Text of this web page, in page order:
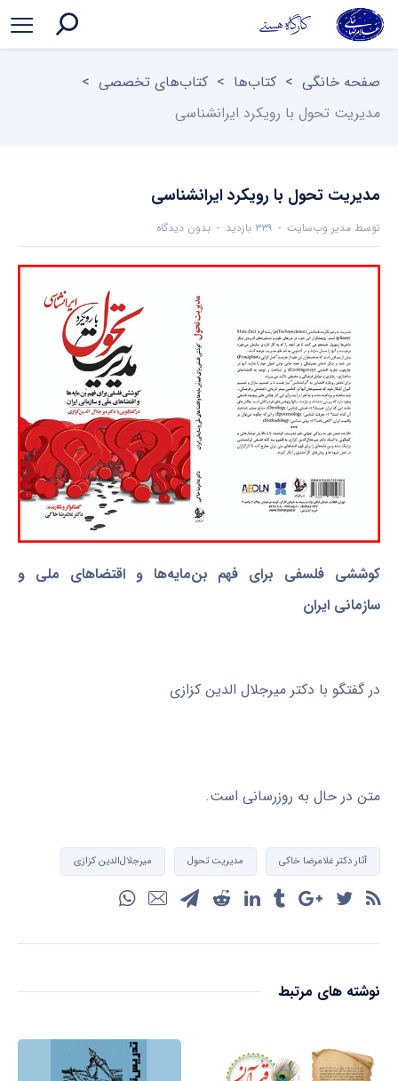
صفحه خانگی > کتاب‌ها > کتاب‌های تخصصی >
مدیریت تحول با رویکرد ایرانشناسی
مدیریت تحول با رویکرد ایرانشناسی
توسط مدیر وب‌سایت ۳۳۹ بازدید بدون دیدگاه
کوششی فلسفی برای فهم بن‌مایه‌ها و اقتضاهای ملی و
سازمانی ایران
در گفتگو با دکتر میرجلال الدین کزازی
متن در حال به روزرسانی است.
آثار دکتر غلامرضا خاکی مدیریت تحول میرجلال‌الدین کزازی
نوشته های مرتبط